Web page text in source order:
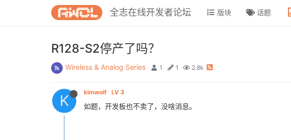
全志在线开发者论坛 版块 话题
R128-S2停产了吗？
Wireless & Analog Series 1 1 2.8k
K kimwolf LV 3
如题，开发板也不卖了，没啥消息。